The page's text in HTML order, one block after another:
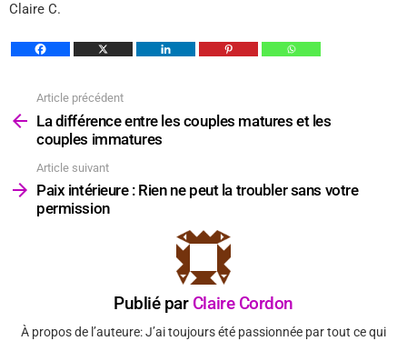
Claire C.
plus
Article précédent
La différence entre les couples matures et les
couples immatures
Article suivant
Paix intérieure : Rien ne peut la troubler sans votre
permission
Publié par Claire Cordon
À propos de l’auteure: J’ai toujours été passionnée par tout ce qui